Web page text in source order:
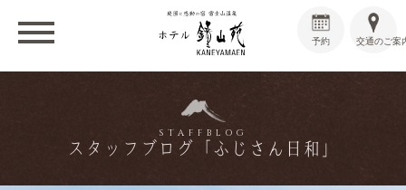
交通のご案
予約
STAFFBLOG
スタッフブログ「ふじさん日和」